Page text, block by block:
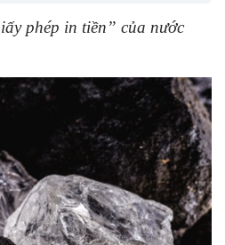
phép in tiền” của nước